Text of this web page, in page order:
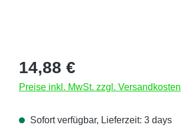
Regulärer Preis:
14,88 €
Preise inkl. MwSt. zzgl. Versandkosten
Sofort verfügbar, Lieferzeit: 3 days